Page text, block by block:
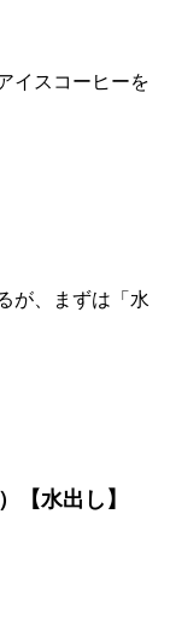
イスコーヒーを
が、まずは「水
【水出し】